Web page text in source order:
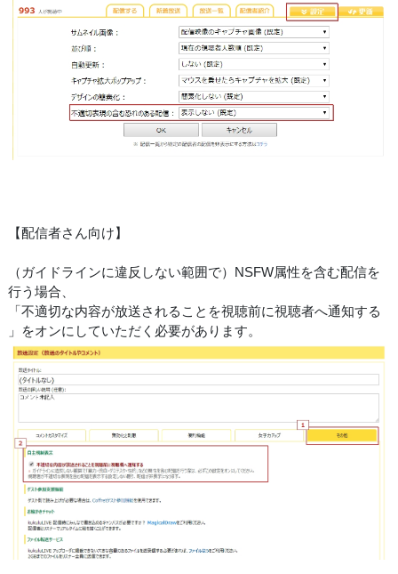
【配信者さん向け】
（ガイドラインに違反しない範囲で）NSFW属性を含む配信を
行う場合、
「不適切な内容が放送されることを視聴前に視聴者へ通知する
」をオンにしていただく必要があります。